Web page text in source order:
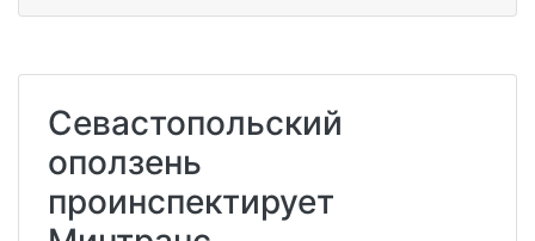
Севастопольский
оползень
проинспектирует